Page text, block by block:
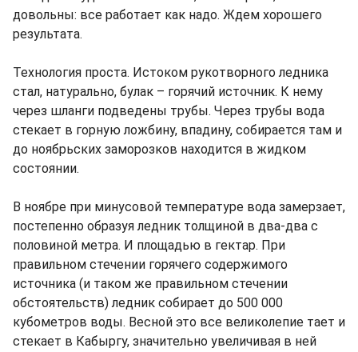
довольны: все работает как надо. Ждем хорошего
результата.
Технология проста. Истоком рукотворного ледника
стал, натурально, булак – горячий источник. К нему
через шланги подведены трубы. Через трубы вода
стекает в горную ложбину, впадину, собирается там и
до ноябрьских заморозков находится в жидком
состоянии.
В ноябре при минусовой температуре вода замерзает,
постепенно образуя ледник толщиной в два-два с
половиной метра. И площадью в гектар. При
правильном стечении горячего содержимого
источника (и таком же правильном стечении
обстоятельств) ледник собирает до 500 000
кубометров воды. Весной это все великолепие тает и
стекает в Кабыргу, значительно увеличивая в ней